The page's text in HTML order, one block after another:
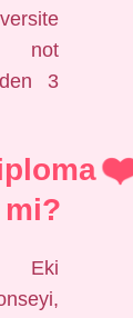
not
3
mi?
Eki